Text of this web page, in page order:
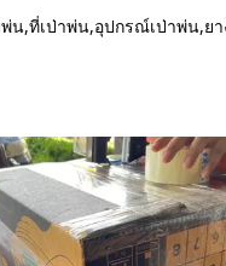
น,ที่เป่าพ่น,อุปกรณ์เป่าพ่น,ยา